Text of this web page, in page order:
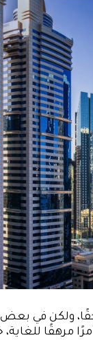
ولكن في بعض
مرهقًا للغاية،